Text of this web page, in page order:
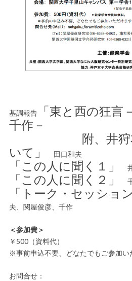
基調報告「東と西の狂言
千作－
附、井狩本改
いて」
田口和夫
「この人に聞く１」
「この人に聞く２」
「トーク・セッション
夫、関屋俊彦、千作
＜参加費＞
￥500（資料代）
※事前申込不要、どなたでもご参加い
お問合せ：